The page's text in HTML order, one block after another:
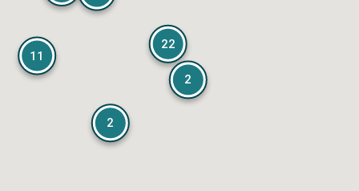
22
11
2
2